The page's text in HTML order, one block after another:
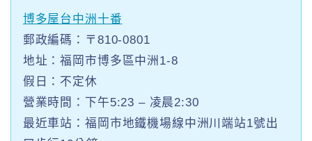
博多屋台中洲十番
郵政編碼：〒810-0801
地址：福岡市博多區中洲1-8
假日：不定休
營業時間：下午5:23 – 凌晨2:30
最近車站：福岡市地鐵機場線中洲川端站1號出